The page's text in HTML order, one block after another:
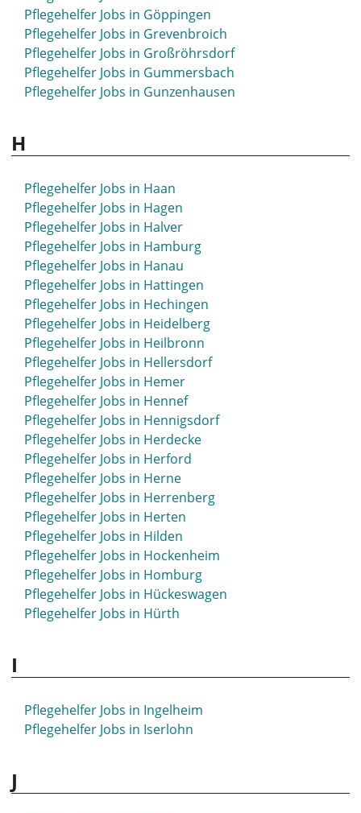
Pflegehelfer Jobs in Göppingen
Pflegehelfer Jobs in Grevenbroich
Pflegehelfer Jobs in Großröhrsdorf
Pflegehelfer Jobs in Gummersbach
Pflegehelfer Jobs in Gunzenhausen
H
Pflegehelfer Jobs in Haan
Pflegehelfer Jobs in Hagen
Pflegehelfer Jobs in Halver
Pflegehelfer Jobs in Hamburg
Pflegehelfer Jobs in Hanau
Pflegehelfer Jobs in Hattingen
Pflegehelfer Jobs in Hechingen
Pflegehelfer Jobs in Heidelberg
Pflegehelfer Jobs in Heilbronn
Pflegehelfer Jobs in Hellersdorf
Pflegehelfer Jobs in Hemer
Pflegehelfer Jobs in Hennef
Pflegehelfer Jobs in Hennigsdorf
Pflegehelfer Jobs in Herdecke
Pflegehelfer Jobs in Herford
Pflegehelfer Jobs in Herne
Pflegehelfer Jobs in Herrenberg
Pflegehelfer Jobs in Herten
Pflegehelfer Jobs in Hilden
Pflegehelfer Jobs in Hockenheim
Pflegehelfer Jobs in Homburg
Pflegehelfer Jobs in Hückeswagen
Pflegehelfer Jobs in Hürth
I
Pflegehelfer Jobs in Ingelheim
Pflegehelfer Jobs in Iserlohn
J